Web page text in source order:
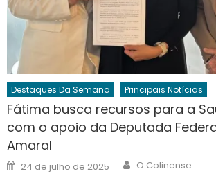
Destaques Da Semana Principais Notícias
Fátima busca recursos para a
com o apoio da Deputada
Amaral
Posted
on
24 de julho de 2025 Author
O Colinense